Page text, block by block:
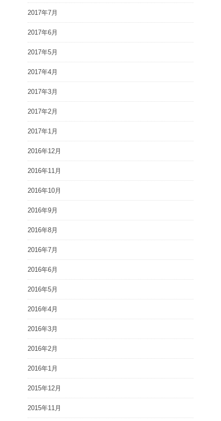
2017年7月
2017年6月
2017年5月
2017年4月
2017年3月
2017年2月
2017年1月
2016年12月
2016年11月
2016年10月
2016年9月
2016年8月
2016年7月
2016年6月
2016年5月
2016年4月
2016年3月
2016年2月
2016年1月
2015年12月
2015年11月